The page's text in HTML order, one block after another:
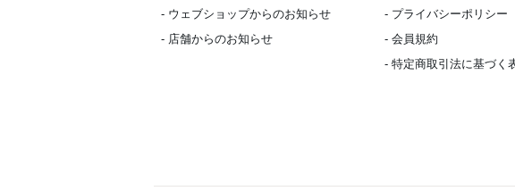
- ウェブショップからのお知らせ
- 店舗からのお知らせ
- プライバシーポリシー
- 会員規約
- 特定商取引法に基づく